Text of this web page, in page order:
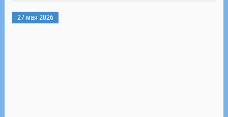
27 мая 2026